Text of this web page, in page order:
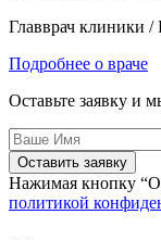
Главврач клиники /
Подробнее о враче
Оставьте заявку и
Оставить заявку
Нажимая кнопку
политикой